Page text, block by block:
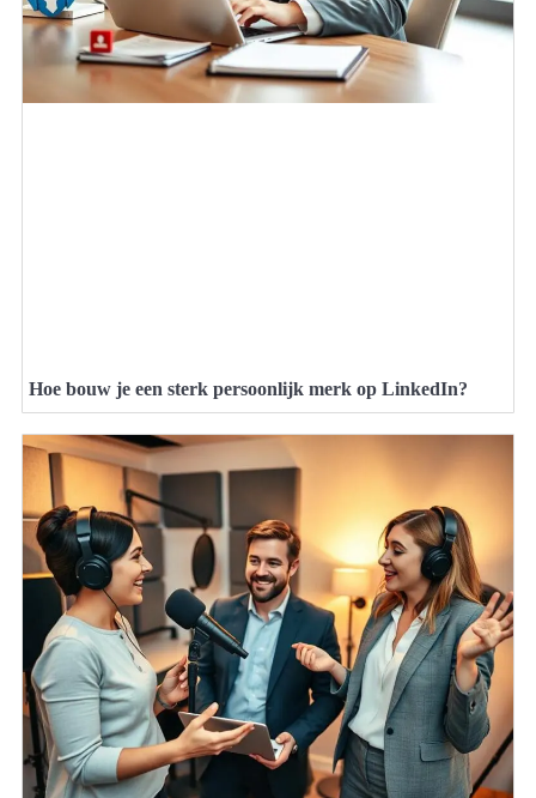
Hoe bouw je een sterk persoonlijk merk op LinkedIn?